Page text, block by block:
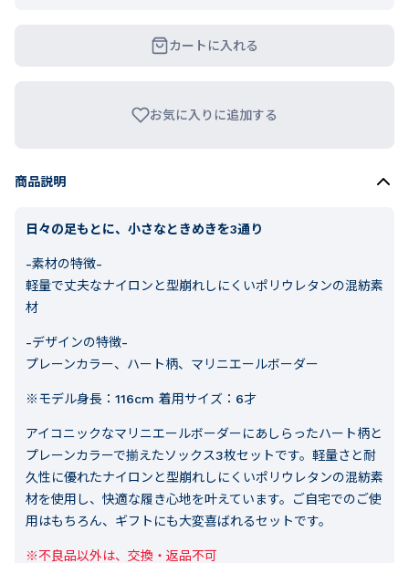
カートに入れる
お気に入りに追加する
商品説明
日々の足もとに、小さなときめきを3通り
-素材の特徴-
軽量で丈夫なナイロンと型崩れしにくいポリウレタンの混紡素
材
-デザインの特徴-
プレーンカラー、ハート柄、マリニエールボーダー
※モデル身長：116cm 着用サイズ：6才
アイコニックなマリニエールボーダーにあしらったハート柄と
プレーンカラーで揃えたソックス3枚セットです。軽量さと耐
久性に優れたナイロンと型崩れしにくいポリウレタンの混紡素
材を使用し、快適な履き心地を叶えています。ご自宅でのご使
用はもちろん、ギフトにも大変喜ばれるセットです。
※不良品以外は、交換・返品不可